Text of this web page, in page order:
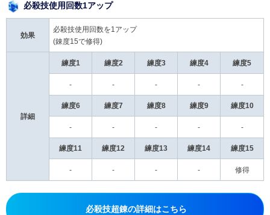
必殺技使用回数1アップ
効果
必殺技使用回数を1アップ
(錬度15で修得)
詳細
練度1 練度2 練度3 練度4 練度5
- - - - -
練度6 練度7 練度8 練度9 練度10
- - - - -
練度11 練度12 練度13 練度14 練度15
- - - - 修得
必殺技超錬の詳細はこちら